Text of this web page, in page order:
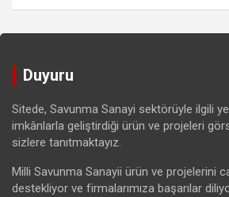
Duyuru
Sitede, Savunma Sanayi sektörüyle ilgili
imkânlarla geliştirdiği ürün ve projeleri
sizlere tanıtmaktayız.
Milli Savunma Sanayii ürün ve projelerini
destekliyor ve firmalarımıza başarılar